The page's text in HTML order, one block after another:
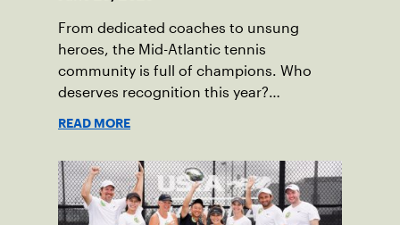
From dedicated coaches to unsung
heroes, the Mid-Atlantic tennis
community is full of champions. Who
deserves recognition this year?
READ MORE